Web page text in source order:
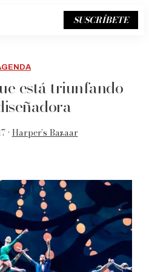
SUSCRÍBETE
está triunfando
• Harper’s Bazaar